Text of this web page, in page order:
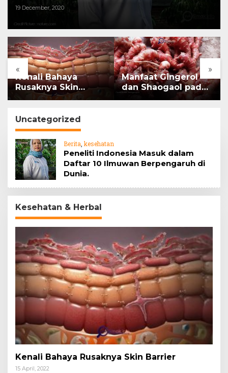
19 December, 2020
« »
Kenali Bahaya
Rusaknya Skin
Barrier
Manfaat Gingerol
dan Shaogaol pada
Uncategorized
Berita kesehatan
Peneliti Indonesia Masuk dalam
Daftar 10 Ilmuwan Berpengaruh di
Dunia.
Kesehatan & Herbal
Kenali Bahaya Rusaknya Skin Barrier
15 April, 2022